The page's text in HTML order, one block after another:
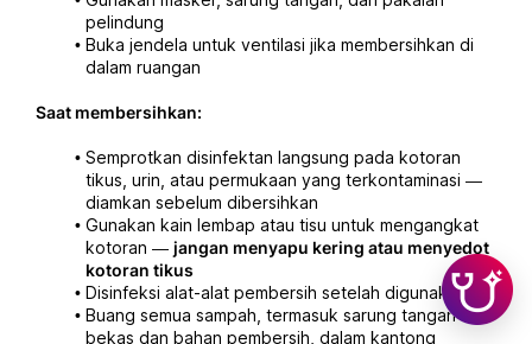
pelindung
Buka jendela untuk ventilasi jika membersihkan di
dalam ruangan
Saat membersihkan:
Semprotkan disinfektan langsung pada kotoran
tikus, urin, atau permukaan yang terkontaminasi —
diamkan sebelum dibersihkan
Gunakan kain lembap atau tisu untuk mengangkat
kotoran — jangan menyapu kering atau menyedot
kotoran tikus
Disinfeksi alat-alat pembersih setelah digunakan
Buang semua sampah, termasuk sarung tangan
bekas dan bahan pembersih, dalam kantong